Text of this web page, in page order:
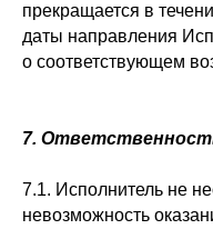
прекращается в
даты направления
о соответствующем
7.
7.1. Исполнитель не
невозможность